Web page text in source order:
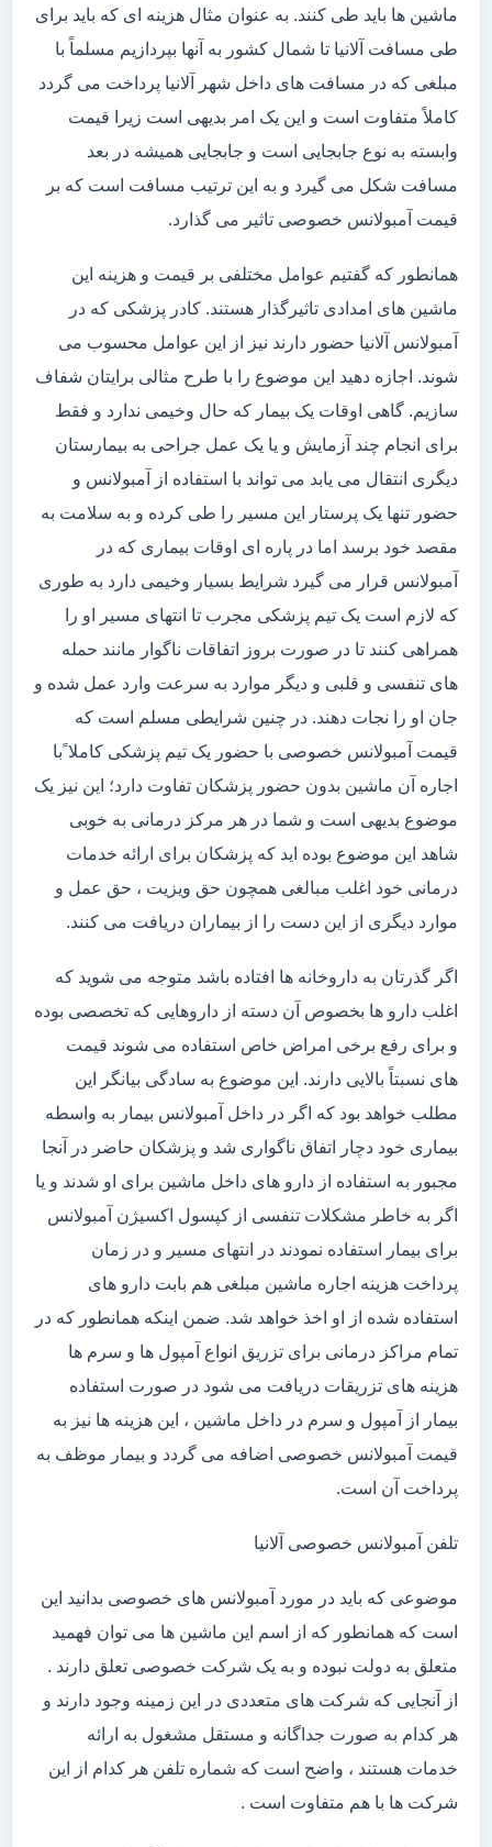
ماشین ها باید طی کنند. به عنوان مثال هزینه ای که باید برای
طی مسافت آلانیا تا شمال کشور به آنها بپردازیم مسلماً با
مبلغی که در مسافت های داخل شهر آلانیا پرداخت می گردد
کاملاً متفاوت است و این یک امر بدیهی است زیرا قیمت
وابسته به نوع جابجایی است و جابجایی همیشه در بعد
مسافت شکل می گیرد و به این ترتیب مسافت است که بر
قیمت آمبولانس خصوصی تاثیر می گذارد.
همانطور که گفتیم عوامل مختلفی بر قیمت و هزینه این
ماشین های امدادی تاثیرگذار هستند. کادر پزشکی که در
آمبولانس آلانیا حضور دارند نیز از این عوامل محسوب می
شوند. اجازه دهید این موضوع را با طرح مثالی برایتان شفاف
سازیم. گاهی اوقات یک بیمار که حال وخیمی ندارد و فقط
برای انجام چند آزمایش و یا یک عمل جراحی به بیمارستان
دیگری انتقال می یابد می تواند با استفاده از آمبولانس و
حضور تنها یک پرستار این مسیر را طی کرده و به سلامت به
مقصد خود برسد اما در پاره ای اوقات بیماری که در
آمبولانس قرار می گیرد شرایط بسیار وخیمی دارد به طوری
که لازم است یک تیم پزشکی مجرب تا انتهای مسیر او را
همراهی کنند تا در صورت بروز اتفاقات ناگوار مانند حمله
های تنفسی و قلبی و دیگر موارد به سرعت وارد عمل شده و
جان او را نجات دهند. در چنین شرایطی مسلم است که
قیمت آمبولانس خصوصی با حضور یک تیم پزشکی کاملا ًبا
اجاره آن ماشین بدون حضور پزشکان تفاوت دارد؛ این نیز یک
موضوع بدیهی است و شما در هر مرکز درمانی به خوبی
شاهد این موضوع بوده اید که پزشکان برای ارائه خدمات
درمانی خود اغلب مبالغی همچون حق ویزیت ، حق عمل و
موارد دیگری از این دست را از بیماران دریافت می کنند.
اگر گذرتان به داروخانه ها افتاده باشد متوجه می شوید که
اغلب دارو ها بخصوص آن دسته از داروهایی که تخصصی بوده
و برای رفع برخی امراض خاص استفاده می شوند قیمت
های نسبتاً بالایی دارند. این موضوع به سادگی بیانگر این
مطلب خواهد بود که اگر در داخل آمبولانس بیمار به واسطه
بیماری خود دچار اتفاق ناگواری شد و پزشکان حاضر در آنجا
مجبور به استفاده از دارو های داخل ماشین برای او شدند و یا
اگر به خاطر مشکلات تنفسی از کپسول اکسیژن آمبولانس
برای بیمار استفاده نمودند در انتهای مسیر و در زمان
پرداخت هزینه اجاره ماشین مبلغی هم بابت دارو های
استفاده شده از او اخذ خواهد شد. ضمن اینکه همانطور که در
تمام مراکز درمانی برای تزریق انواع آمپول ها و سرم ها
هزینه های تزریقات دریافت می شود در صورت استفاده
بیمار از آمپول و سرم در داخل ماشین ، این هزینه ها نیز به
قیمت آمبولانس خصوصی اضافه می گردد و بیمار موظف به
پرداخت آن است.
تلفن آمبولانس خصوصی آلانیا
موضوعی که باید در مورد آمبولانس های خصوصی بدانید این
است که همانطور که از اسم این ماشین ها می توان فهمید
متعلق به دولت نبوده و به یک شرکت خصوصی تعلق دارند .
از آنجایی که شرکت های متعددی در این زمینه وجود دارند و
هر کدام به صورت جداگانه و مستقل مشغول به ارائه
خدمات هستند ، واضح است که شماره تلفن هر کدام از این
شرکت ها با هم متفاوت است .